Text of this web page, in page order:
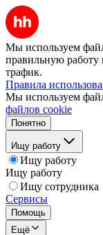
Мы используем
правильную работу
трафик.
Правила
Мы используем
файлов cookie
Понятно
Ищу работу
Ищу работу
Ищу работу
Ищу сотрудника
Сервисы
Помощь
Ещё